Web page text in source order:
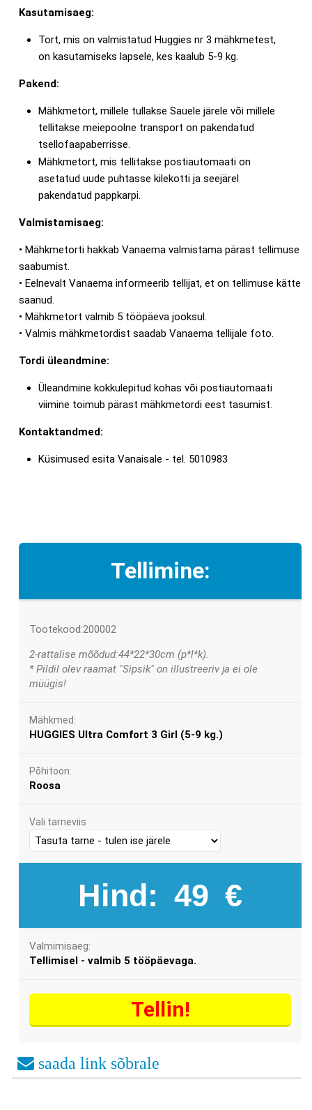
Kasutamisaeg:
Tort, mis on valmistatud Huggies nr 3 mähkmetest,
on kasutamiseks lapsele, kes kaalub 5-9 kg.
Pakend:
Mähkmetort, millele tullakse Sauele järele või millele
tellitakse meiepoolne transport on pakendatud
tsellofaapaberrisse.
Mähkmetort, mis tellitakse postiautomaati on
asetatud uude puhtasse kilekotti ja seejärel
pakendatud pappkarpi.
Valmistamisaeg:
• Mähkmetorti hakkab Vanaema valmistama pärast tellimuse
saabumist.
• Eelnevalt Vanaema informeerib tellijat, et on tellimuse kätte
saanud.
• Mähkmetort valmib 5 tööpäeva jooksul.
• Valmis mähkmetordist saadab Vanaema tellijale foto.
Tordi üleandmine:
Üleandmine kokkulepitud kohas või postiautomaati
viimine toimub pärast mähkmetordi eest tasumist.
Kontaktandmed:
Küsimused esita Vanaisale - tel. 5010983
Tellimine:
Tootekood:200002
2-rattalise mõõdud:44*22*30cm (p*l*k).
* Pildil olev raamat "Sipsik" on illustreeriv ja ei ole
müügis!
Mähkmed:
HUGGIES Ultra Comfort 3 Girl (5-9 kg.)
Põhitoon:
Roosa
Vali tarneviis
Hind: 49 €
Valmimisaeg:
Tellimisel - valmib 5 tööpäevaga.
Tellin!